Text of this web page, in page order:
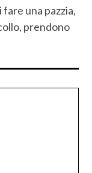
fare una pazzia,
prendono